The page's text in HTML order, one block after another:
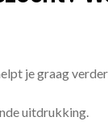
je graag
uitdrukking.